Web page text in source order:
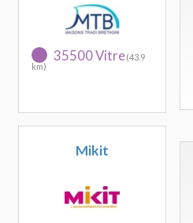
35500 Vitre(43.9
km)
Mikit